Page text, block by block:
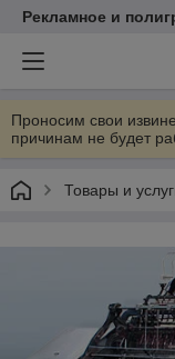
Рекламное и
Проносим свои
причинам не будет
Товары и